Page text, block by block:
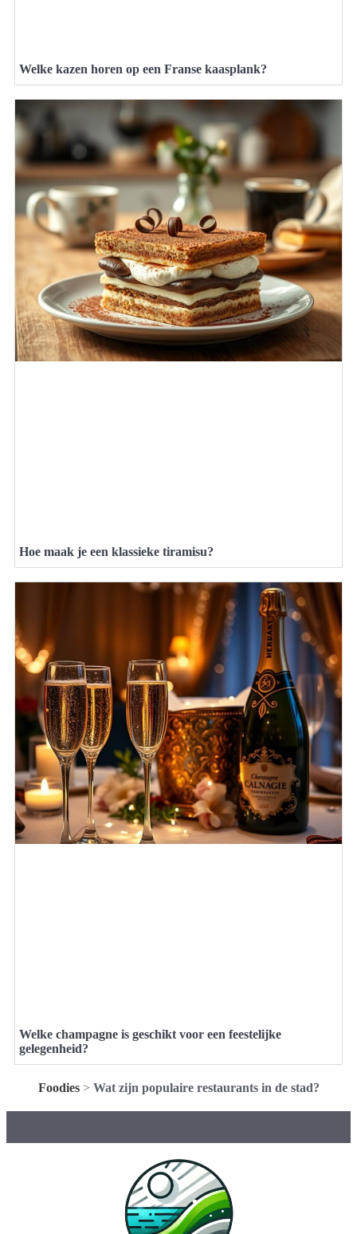
Welke kazen horen op een Franse kaasplank?
Hoe maak je een klassieke tiramisu?
Welke champagne is geschikt voor een feestelijke
gelegenheid?
Foodies> Wat zijn populaire restaurants in de stad?